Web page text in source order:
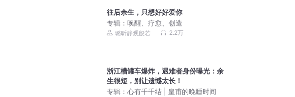
往后余生，只想好好爱你
专辑：唤醒、疗愈、创造
璐昕静观般若 2.2万
浙江槽罐车爆炸，遇难者身份曝光：余
生很短，别让遗憾太长！
专辑：心有千千结 | 皇甫的晚睡时间